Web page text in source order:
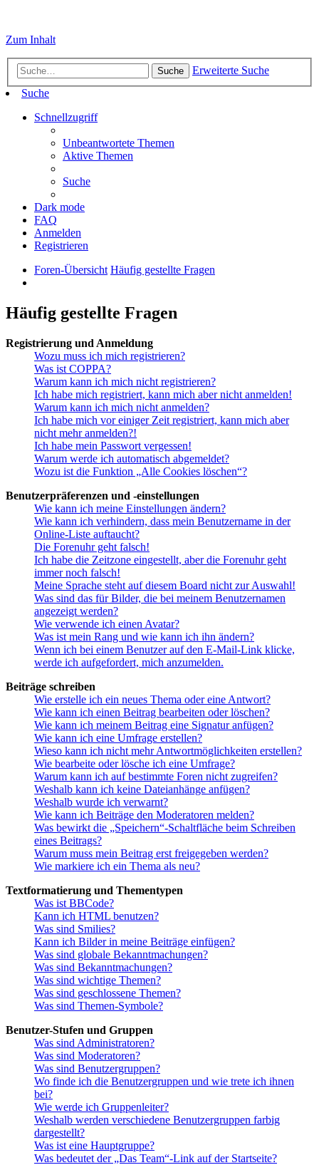
Zum Inhalt
Suche
Erweiterte Suche
Suche
Schnellzugriff
Unbeantwortete Themen
Aktive Themen
Suche
Dark mode
FAQ
Anmelden
Registrieren
Foren-Übersicht Häufig gestellte Fragen
Häufig gestellte Fragen
Registrierung und Anmeldung
Wozu muss ich mich registrieren?
Was ist COPPA?
Warum kann ich mich nicht registrieren?
Ich habe mich registriert, kann mich aber nicht anmelden!
Warum kann ich mich nicht anmelden?
Ich habe mich vor einiger Zeit registriert, kann mich aber
nicht mehr anmelden?!
Ich habe mein Passwort vergessen!
Warum werde ich automatisch abgemeldet?
Wozu ist die Funktion „Alle Cookies löschen“?
Benutzerpräferenzen und -einstellungen
Wie kann ich meine Einstellungen ändern?
Wie kann ich verhindern, dass mein Benutzername in der
Online-Liste auftaucht?
Die Forenuhr geht falsch!
Ich habe die Zeitzone eingestellt, aber die Forenuhr geht
immer noch falsch!
Meine Sprache steht auf diesem Board nicht zur Auswahl!
Was sind das für Bilder, die bei meinem Benutzernamen
angezeigt werden?
Wie verwende ich einen Avatar?
Was ist mein Rang und wie kann ich ihn ändern?
Wenn ich bei einem Benutzer auf den E-Mail-Link klicke,
werde ich aufgefordert, mich anzumelden.
Beiträge schreiben
Wie erstelle ich ein neues Thema oder eine Antwort?
Wie kann ich einen Beitrag bearbeiten oder löschen?
Wie kann ich meinem Beitrag eine Signatur anfügen?
Wie kann ich eine Umfrage erstellen?
Wieso kann ich nicht mehr Antwortmöglichkeiten erstellen?
Wie bearbeite oder lösche ich eine Umfrage?
Warum kann ich auf bestimmte Foren nicht zugreifen?
Weshalb kann ich keine Dateianhänge anfügen?
Weshalb wurde ich verwarnt?
Wie kann ich Beiträge den Moderatoren melden?
Was bewirkt die „Speichern“-Schaltfläche beim Schreiben
eines Beitrags?
Warum muss mein Beitrag erst freigegeben werden?
Wie markiere ich ein Thema als neu?
Textformatierung und Thementypen
Was ist BBCode?
Kann ich HTML benutzen?
Was sind Smilies?
Kann ich Bilder in meine Beiträge einfügen?
Was sind globale Bekanntmachungen?
Was sind Bekanntmachungen?
Was sind wichtige Themen?
Was sind geschlossene Themen?
Was sind Themen-Symbole?
Benutzer-Stufen und Gruppen
Was sind Administratoren?
Was sind Moderatoren?
Was sind Benutzergruppen?
Wo finde ich die Benutzergruppen und wie trete ich ihnen
bei?
Wie werde ich Gruppenleiter?
Weshalb werden verschiedene Benutzergruppen farbig
dargestellt?
Was ist eine Hauptgruppe?
Was bedeutet der „Das Team“-Link auf der Startseite?